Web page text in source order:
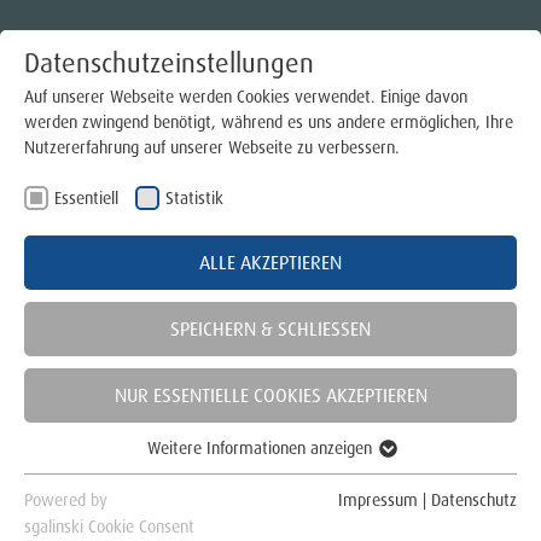
Für Bauherren
Für Energieverbraucher
EEG-/ KWK-Anlagen
Für unsere Partner
EEG-/ KWK-ANLAGEN
Datenschutzeinstellungen
Auf unserer Webseite werden Cookies verwendet. Einige davon
werden zwingend benötigt, während es uns andere ermöglichen, Ihre
Nutzererfahrung auf unserer Webseite zu verbessern.
Essentiell Statistik
ALLE AKZEPTIEREN
SPEICHERN & SCHLIESSEN
NUR ESSENTIELLE COOKIES AKZEPTIEREN
Essentielle Cookies werden für grundlegende Funktionen der
Webseite benötigt. Dadurch ist gewährleistet, dass die Webseite
Weitere Informationen anzeigen
Powered by
sgalinski Cookie Consent
Impressum | Datenschutz